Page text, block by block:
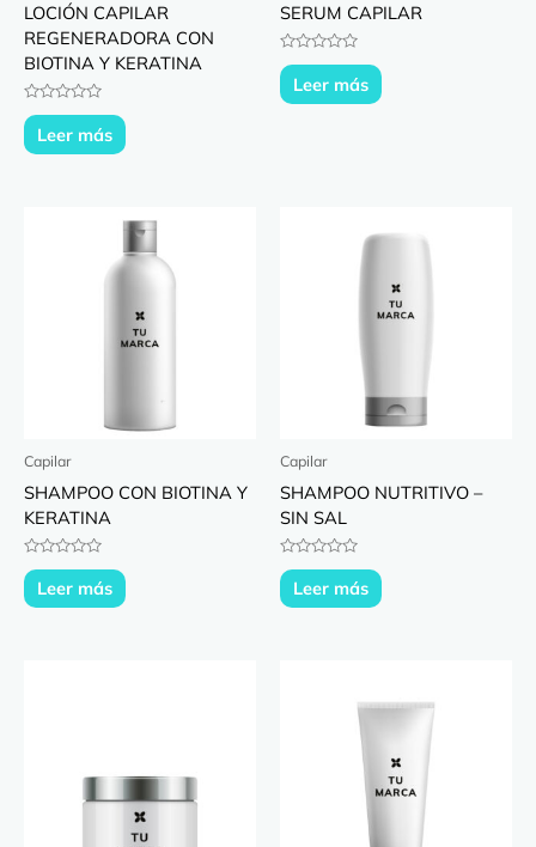
LOCIÓN CAPILAR
REGENERADORA CON
BIOTINA Y KERATINA
Valorado
con
0
de
Leer más
SERUM CAPILAR
Valorado
con
0
de
Leer más
Capilar
SHAMPOO CON BIOTINA Y
KERATINA
Valorado
con
0
de
Leer más
Capilar
SHAMPOO NUTRITIVO –
SIN SAL
Valorado
con
0
de
Leer más